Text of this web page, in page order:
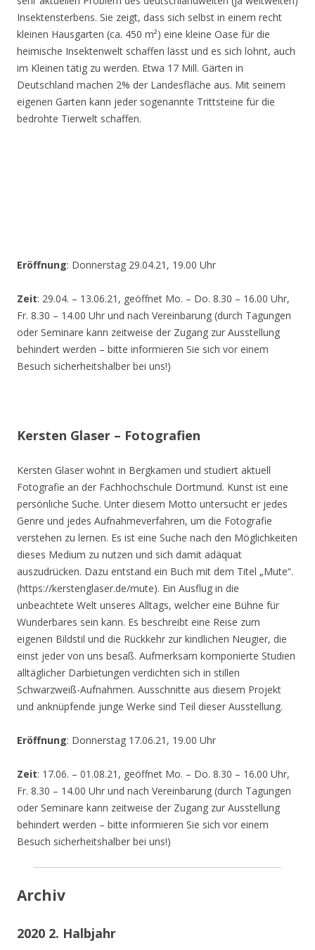
Insektensterbens. Sie zeigt, dass sich selbst in einem recht
kleinen Hausgarten (ca. 450 m²) eine kleine Oase für die
heimische Insektenwelt schaffen lässt und es sich lohnt, auch
im Kleinen tätig zu werden. Etwa 17 Mill. Gärten in
Deutschland machen 2% der Landesfläche aus. Mit seinem
eigenen Garten kann jeder sogenannte Trittsteine für die
bedrohte Tierwelt schaffen.
Eröffnung: Donnerstag 29.04.21, 19.00 Uhr
Zeit: 29.04. – 13.06.21, geöffnet Mo. – Do. 8.30 – 16.00 Uhr,
Fr. 8.30 – 14.00 Uhr und nach Vereinbarung (durch Tagungen
oder Seminare kann zeitweise der Zugang zur Ausstellung
behindert werden – bitte informieren Sie sich vor einem
Besuch sicherheitshalber bei uns!)
Kersten Glaser – Fotografien
Kersten Glaser wohnt in Bergkamen und studiert aktuell
Fotografie an der Fachhochschule Dortmund. Kunst ist eine
persönliche Suche. Unter diesem Motto untersucht er jedes
Genre und jedes Aufnahmeverfahren, um die Fotografie
verstehen zu lernen. Es ist eine Suche nach den Möglichkeiten
dieses Medium zu nutzen und sich damit adäquat
auszudrücken. Dazu entstand ein Buch mit dem Titel „Mute“.
(https://kerstenglaser.de/mute). Ein Ausflug in die
unbeachtete Welt unseres Alltags, welcher eine Bühne für
Wunderbares sein kann. Es beschreibt eine Reise zum
eigenen Bildstil und die Rückkehr zur kindlichen Neugier, die
einst jeder von uns besaß. Aufmerksam komponierte Studien
alltäglicher Darbietungen verdichten sich in stillen
Schwarzweiß-Aufnahmen. Ausschnitte aus diesem Projekt
und anknüpfende junge Werke sind Teil dieser Ausstellung.
Eröffnung: Donnerstag 17.06.21, 19.00 Uhr
Zeit: 17.06. – 01.08.21, geöffnet Mo. – Do. 8.30 – 16.00 Uhr,
Fr. 8.30 – 14.00 Uhr und nach Vereinbarung (durch Tagungen
oder Seminare kann zeitweise der Zugang zur Ausstellung
behindert werden – bitte informieren Sie sich vor einem
Besuch sicherheitshalber bei uns!)
Archiv
2020 2. Halbjahr